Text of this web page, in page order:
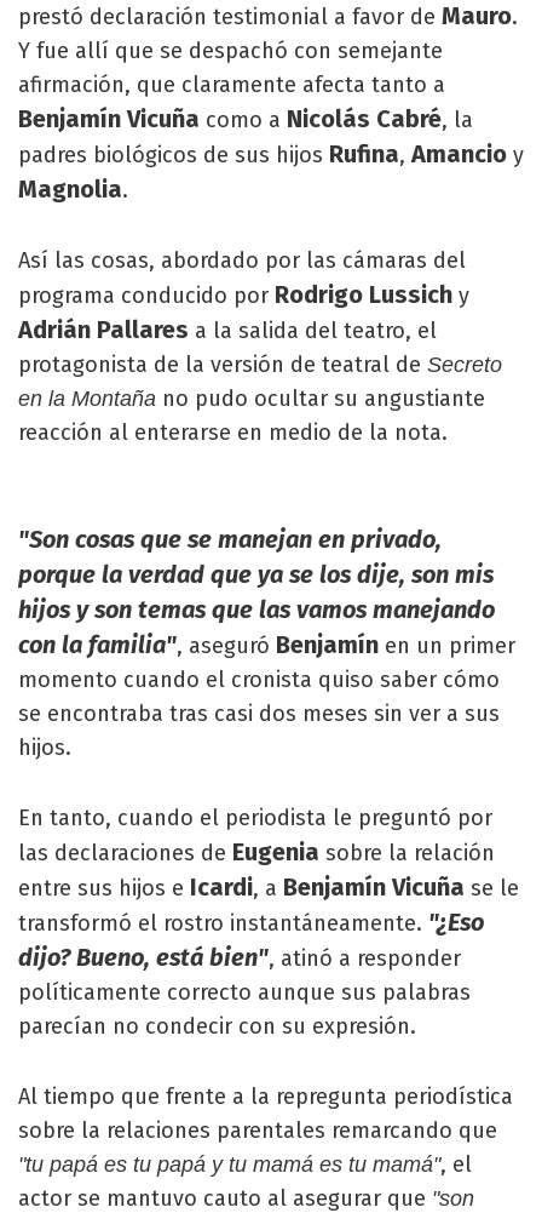
prestó declaración testimonial a favor de Mauro.
Y fue allí que se despachó con semejante
afirmación, que claramente afecta tanto a
Benjamín Vicuña como a Nicolás Cabré, la
padres biológicos de sus hijos Rufina,Amancio y
Magnolia.
Así las cosas, abordado por las cámaras del
programa conducido por Rodrigo Lussich y
Adrián Pallares a la salida del teatro, el
protagonista de la versión de teatral de Secreto
en la Montaña no pudo ocultar su angustiante
reacción al enterarse en medio de la nota.
"Son cosas que se manejan en privado,
porque la verdad que ya se los dije, son mis
hijos y son temas que las vamos manejando
con la familia", aseguró Benjamín en un primer
momento cuando el cronista quiso saber cómo
se encontraba tras casi dos meses sin ver a sus
hijos.
En tanto, cuando el periodista le preguntó por
las declaraciones de Eugenia sobre la relación
entre sus hijos e Icardi, a Benjamín Vicuña se le
transformó el rostro instantáneamente. "¿Eso
dijo? Bueno, está bien", atinó a responder
políticamente correcto aunque sus palabras
parecían no condecir con su expresión.
Al tiempo que frente a la repregunta periodística
sobre la relaciones parentales remarcando que
"tu papá es tu papá y tu mamá es tu mamá", el
actor se mantuvo cauto al asegurar que "son